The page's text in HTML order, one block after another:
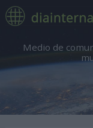
Medio de